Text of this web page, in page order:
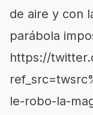
de aire y con
parábola
https://
le-robo-la-